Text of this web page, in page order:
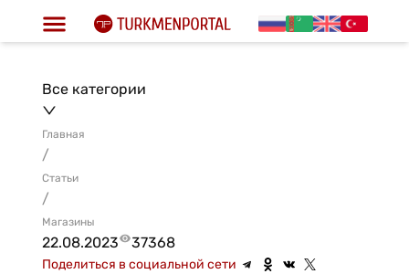
Все категории
Главная
/
Статьи
/
Магазины
22.08.2023 37368
Поделиться в социальной сети